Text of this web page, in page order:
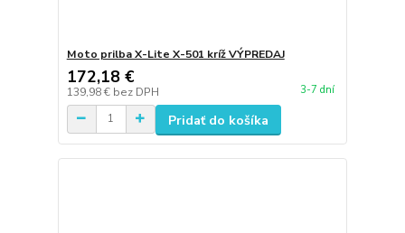
Moto prilba X-Lite X-501 kríž VÝPREDAJ
172,18 €
139,98 € bez DPH 3-7 dní
Pridať do košíka